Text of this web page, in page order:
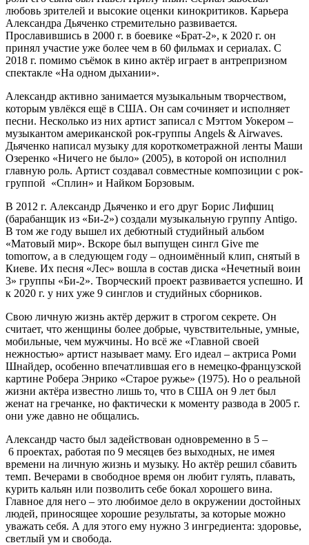
любовь зрителей и высокие оценки кинокритиков. Карьера
Александра Дьяченко стремительно развивается.
Прославившись в 2000 г. в боевике «Брат-2», к 2020 г. он
принял участие уже более чем в 60 фильмах и сериалах. С
2018 г. помимо съёмок в кино актёр играет в антрепризном
спектакле «На одном дыхании».
Александр активно занимается музыкальным творчеством,
которым увлёкся ещё в США. Он сам сочиняет и исполняет
песни. Несколько из них артист записал с Мэттом Уокером –
музыкантом американской рок-группы Angels & Airwaves.
Дьяченко написал музыку для короткометражной ленты Маши
Озеренко «Ничего не было» (2005), в которой он исполнил
главную роль. Артист создавал совместные композиции с рок-
группой «Сплин» и Найком Борзовым.
В 2012 г. Александр Дьяченко и его друг Борис Лифшиц
(барабанщик из «Би-2») создали музыкальную группу Antigo.
В том же году вышел их дебютный студийный альбом
«Матовый мир». Вскоре был выпущен сингл Give me
tomorrow, а в следующем году – одноимённый клип, снятый в
Киеве. Их песня «Лес» вошла в состав диска «Нечетный воин
3» группы «Би-2». Творческий проект развивается успешно. И
к 2020 г. у них уже 9 синглов и студийных сборников.
Свою личную жизнь актёр держит в строгом секрете. Он
считает, что женщины более добрые, чувствительные, умные,
мобильные, чем мужчины. Но всё же «Главной своей
нежностью» артист называет маму. Его идеал – актриса Роми
Шнайдер, особенно впечатлившая его в немецко-французской
картине Робера Энрико «Старое ружье» (1975). Но о реальной
жизни актёра известно лишь то, что в США он 9 лет был
женат на гречанке, но фактически к моменту развода в 2005 г.
они уже давно не общались.
Александр часто был задействован одновременно в 5 –
6 проектах, работая по 9 месяцев без выходных, не имея
времени на личную жизнь и музыку. Но актёр решил сбавить
темп. Вечерами в свободное время он любит гулять, плавать,
курить кальян или позволить себе бокал хорошего вина.
Главное для него – это любимое дело в окружении достойных
людей, приносящее хорошие результаты, за которые можно
уважать себя. А для этого ему нужно 3 ингредиента: здоровье,
светлый ум и свобода.